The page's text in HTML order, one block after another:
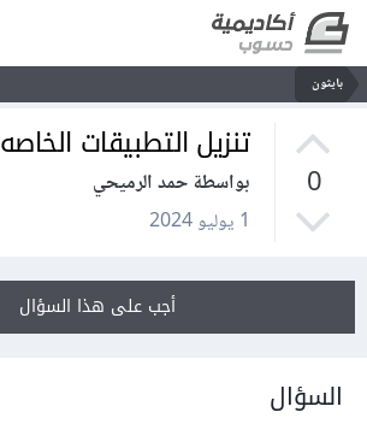
بايثون
0
تنزيل التطبيقات الخاصه
بواسطة حمد الرميحي
1 يوليو 2024
أجب على هذا السؤال
السؤال